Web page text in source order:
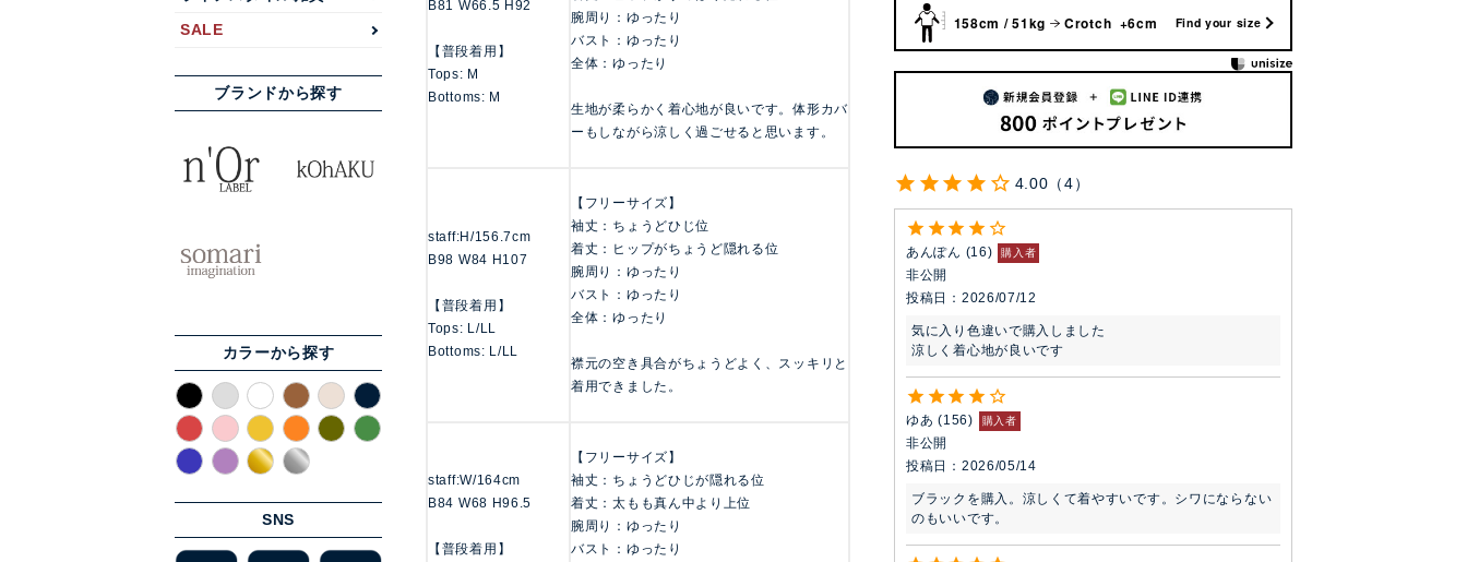
SALE
ブランドから探す
カラーから探す
SNS
158cm / 51kg Crotch +6cm Find your size
4.00 4
あんぽん 16 購入者
非公開
投稿日
2026/07/12
気に入り色違いで購入しました
涼しく着心地が良いです
ゆあ 156 購入者
非公開
投稿日
2026/05/14
ブラックを購入。涼しくて着やすいです。シワにならない
のもいいです。
B81 W66.5 H92
【普段着用】
Tops: M
Bottoms: M
腕周り：ゆったり
バスト：ゆったり
全体：ゆったり
生地が柔らかく着心地が良いです。体形カバ
ーもしながら涼しく過ごせると思います。
staff:H/156.7cm
B98 W84 H107
【普段着用】
Tops: L/LL
Bottoms: L/LL
【フリーサイズ】
袖丈：ちょうどひじ位
着丈：ヒップがちょうど隠れる位
腕周り：ゆったり
バスト：ゆったり
全体：ゆったり
襟元の空き具合がちょうどよく、スッキリと
着用できました。
staff:W/164cm
B84 W68 H96.5
【普段着用】
【フリーサイズ】
袖丈：ちょうどひじが隠れる位
着丈：太もも真ん中より上位
腕周り：ゆったり
バスト：ゆったり